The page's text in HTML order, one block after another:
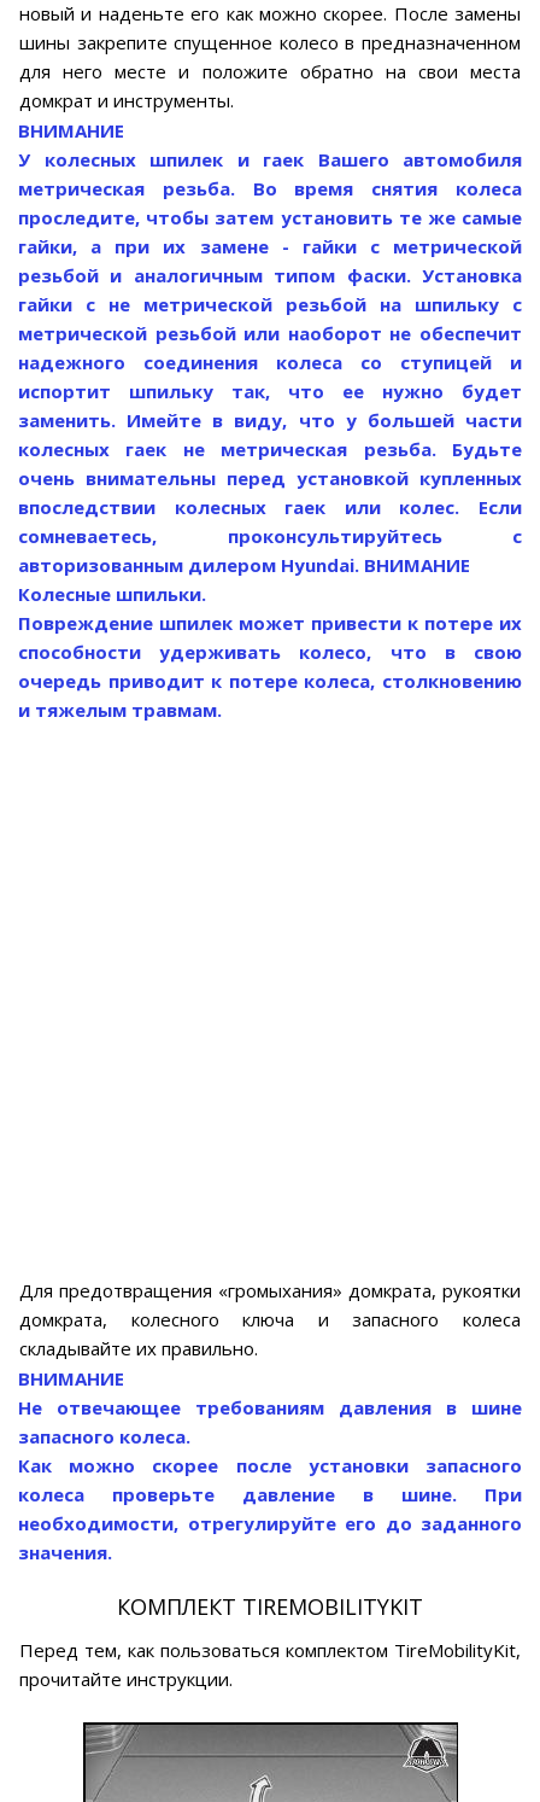
новый и наденьте его как можно скорее. После замены
шины закрепите спущенное колесо в предназначенном
для него месте и положите обратно на свои места
домкрат и инструменты.
ВНИМАНИЕ
У колесных шпилек и гаек Вашего автомобиля
метрическая резьба. Во время снятия колеса
проследите, чтобы затем установить те же самые
гайки, а при их замене - гайки с метрической
резьбой и аналогичным типом фаски. Установка
гайки с не метрической резьбой на шпильку с
метрической резьбой или наоборот не обеспечит
надежного соединения колеса со ступицей и
испортит шпильку так, что ее нужно будет
заменить. Имейте в виду, что у большей части
колесных гаек не метрическая резьба. Будьте
очень внимательны перед установкой купленных
впоследствии колесных гаек или колес. Если
сомневаетесь, проконсультируйтесь с
авторизованным дилером Hyundai. ВНИМАНИЕ
Колесные шпильки.
Повреждение шпилек может привести к потере их
способности удерживать колесо, что в свою
очередь приводит к потере колеса, столкновению
и тяжелым травмам.
Для предотвращения «громыхания» домкрата, рукоятки
домкрата, колесного ключа и запасного колеса
складывайте их правильно.
ВНИМАНИЕ
Не отвечающее требованиям давления в шине
запасного колеса.
Как можно скорее после установки запасного
колеса проверьте давление в шине. При
необходимости, отрегулируйте его до заданного
значения.
КОМПЛЕКТ TIREMOBILITYKIT
Перед тем, как пользоваться комплектом TireMobilityKit,
прочитайте инструкции.